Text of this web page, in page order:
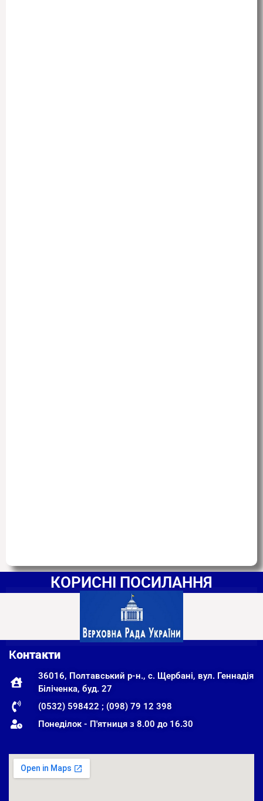
КОРИСНІ ПОСИЛАННЯ
Контакти
36016, Полтавський р-н., с. Щербані, вул. Геннадія
Біліченка, буд. 27
(0532) 598422 ; (098) 79 12 398
Понеділок - П'ятниця з 8.00 до 16.30